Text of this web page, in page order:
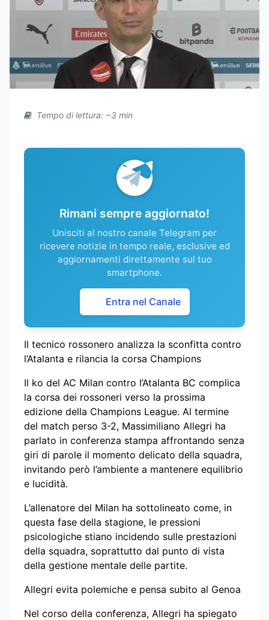
Tempo di lettura: ~3 min
Rimani sempre aggiornato!
Unisciti al nostro canale Telegram per
ricevere notizie in tempo reale, esclusive ed
aggiornamenti direttamente sul tuo
smartphone.
Entra nel Canale
Il tecnico rossonero analizza la sconfitta contro
l’Atalanta e rilancia la corsa Champions
Il ko del AC Milan contro l’Atalanta BC complica
la corsa dei rossoneri verso la prossima
edizione della Champions League. Al termine
del match perso 3-2, Massimiliano Allegri ha
parlato in conferenza stampa affrontando senza
giri di parole il momento delicato della squadra,
invitando però l’ambiente a mantenere equilibrio
e lucidità.
L’allenatore del Milan ha sottolineato come, in
questa fase della stagione, le pressioni
psicologiche stiano incidendo sulle prestazioni
della squadra, soprattutto dal punto di vista
della gestione mentale delle partite.
Allegri evita polemiche e pensa subito al Genoa
Nel corso della conferenza, Allegri ha spiegato